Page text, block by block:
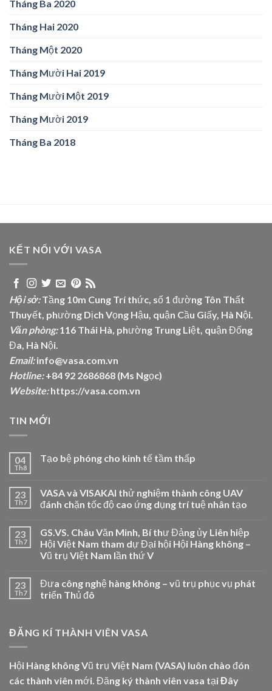
Tháng Ba 2020
Tháng Hai 2020
Tháng Một 2020
Tháng Mười Hai 2019
Tháng Mười Một 2019
Tháng Mười 2019
Tháng Ba 2018
KẾT NỐI VỚI VASA
Hội sở:Tầng 10m Cung Trí thức, số 1 đường Tôn Thất
Thuyết, phường Dịch Vọng Hậu, quận Cầu Giấy, Hà Nội.
Văn phòng:116 Thái Hà, phường Trung Liệt, quận Đống
Đa, Hà Nội.
Email:info@vasa.com.vn
Hotline:+84 92 2686868 (Ms Ngọc)
Website: https://vasa.com.vn
TIN MỚI
04
Th8
Tạo bệ phóng cho kinh tế tầm thấp
23
Th7
VASA và VISAKAI thử nghiệm thành công UAV
đánh chặn tốc độ cao ứng dụng trí tuệ nhân tạo
23
Th7
GS.VS. Châu Văn Minh, Bí thư Đảng ủy Liên hiệp
Hội Việt Nam tham dự Đại hội Hội Hàng không –
Vũ trụ Việt Nam lần thứ V
23
Th7
Đưa công nghệ hàng không – vũ trụ phục vụ phát
triển Thủ đô
ĐĂNG KÍ THÀNH VIÊN VASA
Hội Hàng không Vũ trụ Việt Nam (VASA) luôn chào đón
các thành viên mới. Đăng ký thành viên vasa tạiĐây